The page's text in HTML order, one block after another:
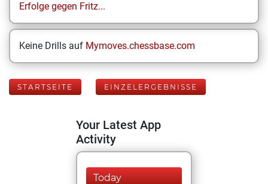
Erfolge gegen Fritz...
Keine Drills auf Mymoves.chessbase.com
STARTSEITE EINZELERGEBNISSE
Your Latest App
Activity
Today